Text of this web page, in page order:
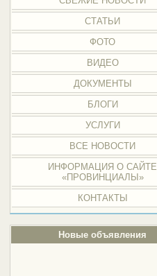
СТАТЬИ
ФОТО
ВИДЕО
ДОКУМЕНТЫ
БЛОГИ
УСЛУГИ
ВСЕ НОВОСТИ
ИНФОРМАЦИЯ О САЙТЕ
«ПРОВИНЦИАЛЫ»
КОНТАКТЫ
Новые объявления